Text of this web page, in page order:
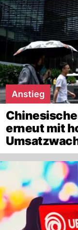
Anstieg
erneut mit